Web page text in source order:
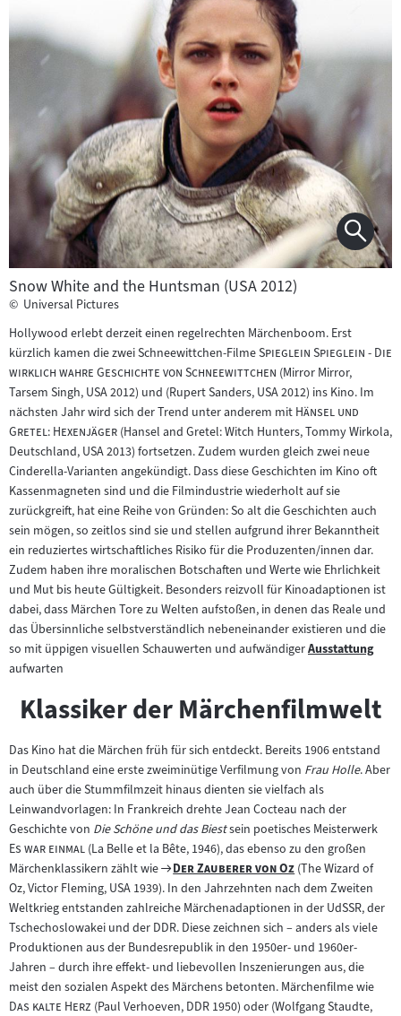
Snow White and the Huntsman (USA 2012)
© Universal Pictures
Hollywood erlebt derzeit einen regelrechten Märchenboom. Erst
kürzlich kamen die zwei Schneewittchen-Filme"
Spieglein Spieglein - Die
wirklich wahre Geschichte von Schneewittchen "(Mirror Mirror,
Tarsem Singh, USA 2012) und (Rupert Sanders, USA 2012) ins Kino. Im
nächsten Jahr wird sich der Trend unter anderem mit "Hänsel und
Gretel: Hexenjäger"(Hansel and Gretel: Witch Hunters, Tommy Wirkola,
Deutschland, USA 2013) fortsetzen. Zudem wurden gleich zwei neue
Cinderella-Varianten angekündigt. Dass diese Geschichten im Kino oft
Kassenmagneten sind und die Filmindustrie wiederholt auf sie
zurückgreift, hat eine Reihe von Gründen: So alt die Geschichten auch
sein mögen, so zeitlos sind sie und stellen aufgrund ihrer Bekanntheit
ein reduziertes wirtschaftliches Risiko für die Produzenten/innen dar.
Zudem haben ihre moralischen Botschaften und Werte wie Ehrlichkeit
und Mut bis heute Gültigkeit. Besonders reizvoll für Kinoadaptionen ist
dabei, dass Märchen Tore zu Welten aufstoßen, in denen das Reale und
das Übersinnliche selbstverständlich nebeneinander existieren und die
so mit üppigen visuellen Schauwerten und aufwändigerZum
Ausstattung
aufwarten
Klassiker der Märchenfilmwelt
Das Kino hat die Märchen früh für sich entdeckt. Bereits 1906 entstand
in Deutschland eine erste zweiminütige Verfilmung von Frau Holle. Aber
auch über die Stummfilmzeit hinaus dienten sie vielfach als
Leinwandvorlagen: In Frankreich drehte Jean Cocteau nach der
Geschichte von Die Schöne und das Biestsein poetisches Meisterwerk"
Es war einmal "(La Belle et la Bête, 1946), das ebenso zu den großen
Märchenklassikern zählt wie
Zum
Filmarchiv:
"
Der Zauberer von Oz"(The Wizard of
Oz, Victor Fleming, USA 1939). In den Jahrzehnten nach dem Zweiten
Weltkrieg entstanden zahlreiche Märchenadaptionen in der UdSSR, der
Tschechoslowakei und der DDR. Diese zeichnen sich – anders als viele
Produktionen aus der Bundesrepublik in den 1950er- und 1960er-
Jahren – durch ihre effekt- und liebevollen Inszenierungen aus, die
meist den sozialen Aspekt des Märchens betonten. Märchenfilme wie"
Das kalte Herz "(Paul Verhoeven, DDR 1950) oder (Wolfgang Staudte,